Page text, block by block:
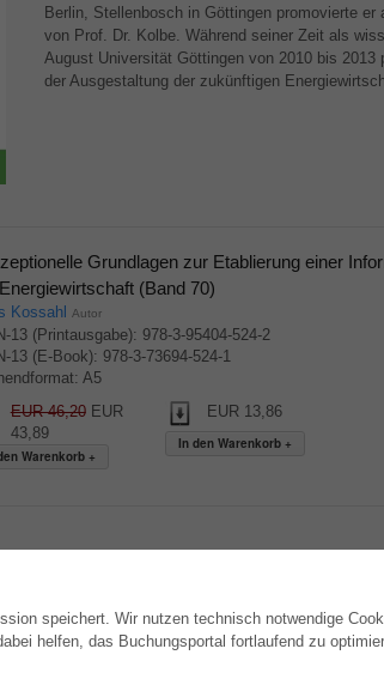
speichert. Wir nutzen technisch notwendige
helfen, das Buchungsportal fortlaufend zu
Berlin, Stellenbosch in Göttingen promovierte
von Prof. Dr. Kolbe. Während seiner Zeit als
August Universität Göttingen von 2010 bis
der Ausgestaltung der zukünftigen
Grundlagen zur Etablierung einer
(Band 70)
Kossahl Autor
13 (Printausgabe): 978-3-95404-524-2
13 (E-Book): 978-3-73694-524-1
A5
EUR 46,20EUR
43,89
EUR 13,86
AUTOR WERDEN